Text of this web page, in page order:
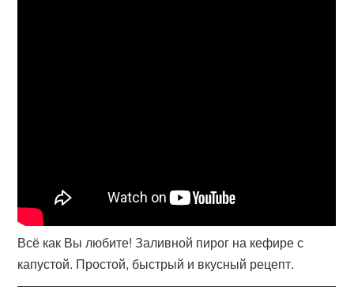
Всё как Вы любите! Заливной пирог на кефире с
капустой. Простой, быстрый и вкусный рецепт.